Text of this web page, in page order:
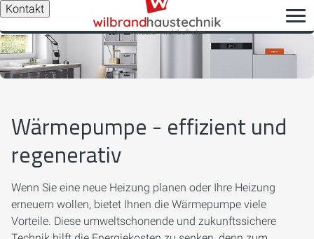
Kontakt
Wärmepumpe - effizient und
regenerativ
Wenn Sie eine neue Heizung planen oder Ihre Heizung
erneuern wollen, bietet Ihnen die Wärmepumpe viele
Vorteile. Diese umweltschonende und zukunftssichere